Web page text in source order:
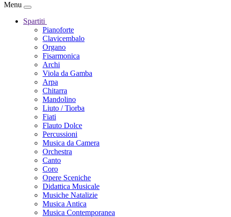
Menu
Spartiti
Pianoforte
Clavicembalo
Organo
Fisarmonica
Archi
Viola da Gamba
Arpa
Chitarra
Mandolino
Liuto / Tiorba
Fiati
Flauto Dolce
Percussioni
Musica da Camera
Orchestra
Canto
Coro
Opere Sceniche
Didattica Musicale
Musiche Natalizie
Musica Antica
Musica Contemporanea